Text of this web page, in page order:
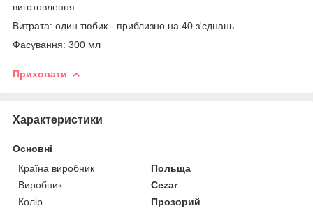
виготовлення.
Витрата: один тюбик - приблизно на 40 з'єднань
Фасування: 300 мл
Приховати
Характеристики
Основні
Країна виробник
Польща
Виробник
Cezar
Колір
Прозорий